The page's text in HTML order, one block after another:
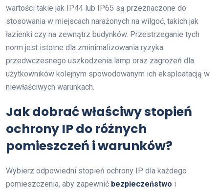
wartości takie jak IP44 lub IP65 są przeznaczone do
stosowania w miejscach narażonych na wilgoć, takich jak
łazienki czy na zewnątrz budynków. Przestrzeganie tych
norm jest istotne dla zminimalizowania ryzyka
przedwczesnego uszkodzenia lamp oraz zagrożeń dla
użytkowników kolejnym spowodowanym ich eksploatacją w
niewłaściwych warunkach.
Jak dobrać właściwy stopień
ochrony IP do różnych
pomieszczeń i warunków?
Wybierz odpowiedni stopień ochrony IP dla każdego
pomieszczenia, aby zapewnić bezpieczeństwo i